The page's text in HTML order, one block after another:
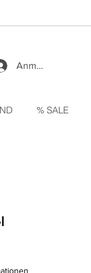
Anmelden
% SALE